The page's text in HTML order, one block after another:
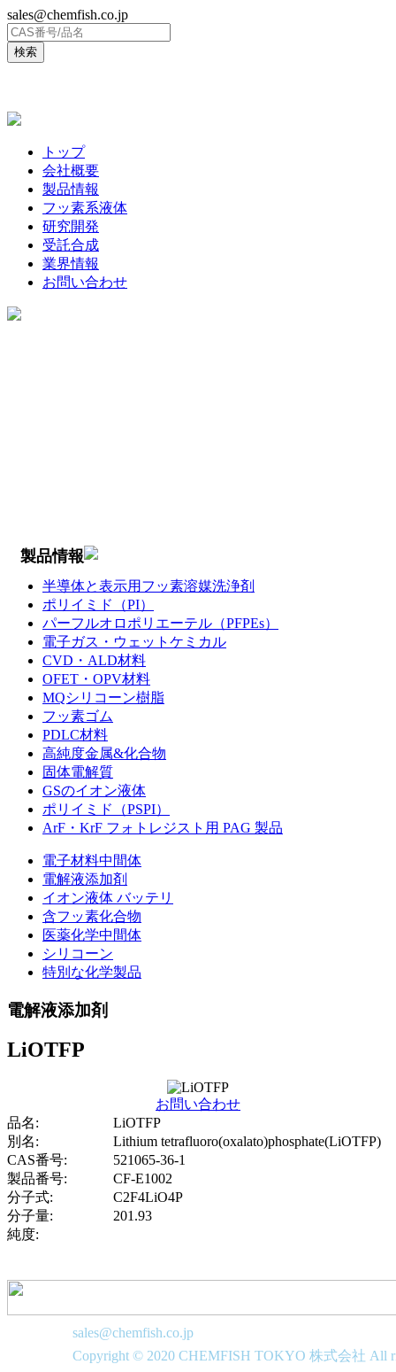
sales@chemfish.co.jp
トップ
会社概要
製品情報
フッ素系液体
研究開発
受託合成
業界情報
お問い合わせ
製品情報
半導体と表示用フッ素溶媒洗浄剤
ポリイミド（PI）
パーフルオロポリエーテル（PFPEs）
電子ガス・ウェットケミカル
CVD・ALD材料
OFET・OPV材料
MQシリコーン樹脂
フッ素ゴム
PDLC材料
高純度金属&化合物
固体電解質
GSのイオン液体
ポリイミド（PSPI）
ArF・KrF フォトレジスト用 PAG 製品
電子材料中間体
電解液添加剤
イオン液体 バッテリ
含フッ素化合物
医薬化学中間体
シリコーン
特別な化学製品
電解液添加剤
LiOTFP
お問い合わせ
品名:
LiOTFP
別名:
Lithium tetrafluoro(oxalato)phosphate(LiOTFP)
CAS番号:
521065-36-1
製品番号:
CF-E1002
分子式:
C2F4LiO4P
分子量:
201.93
純度:
sales@chemfish.co.jp
Copyright © 2020 CHEMFISH TOKYO 株式会社 All